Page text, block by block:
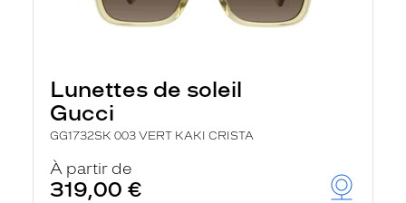
Lunettes de soleil
Gucci
GG1732SK 003 VERT KAKI CRISTA
À partir de
319,00 €